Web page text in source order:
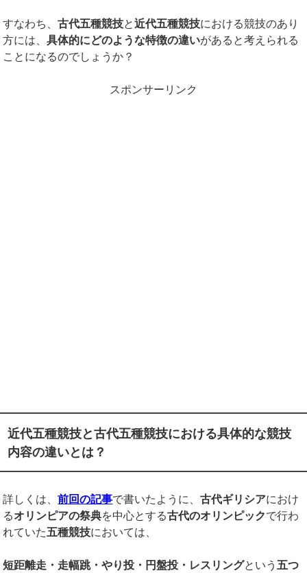
すなわち、古代五種競技と近代五種競技における競技のあり
方には、具体的にどのような特徴の違いがあると考えられる
ことになるのでしょうか？
スポンサーリンク
近代五種競技と古代五種競技における具体的な競技
内容の違いとは？
詳しくは、前回の記事で書いたように、古代ギリシアにおけ
るオリンピアの祭典を中心とする古代のオリンピックで行わ
れていた五種競技においては、
短距離走・走幅跳・やり投・円盤投・レスリングという 五つ